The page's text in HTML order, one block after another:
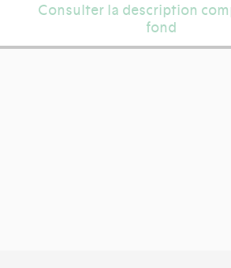
Consulter la description
fond